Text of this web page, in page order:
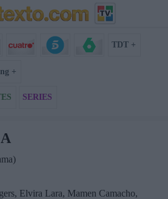
TDT +
+
SERIES
Elvira Lara, Mamen Camacho,